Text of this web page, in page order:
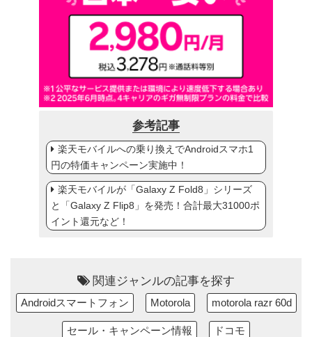
参考記事
楽天モバイルへの乗り換えでAndroidスマホ1
円の特価キャンペーン実施中！
楽天モバイルが「Galaxy Z Fold8」シリーズ
と「Galaxy Z Flip8」を発売！合計最大31000ポ
イント還元など！
関連ジャンルの記事を探す
Androidスマートフォン Motorola motorola razr 60d
セール・キャンペーン情報 ドコモ